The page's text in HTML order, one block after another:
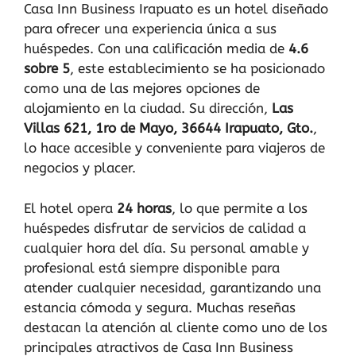
Casa Inn Business Irapuato es un hotel diseñado
para ofrecer una experiencia única a sus
huéspedes. Con una calificación media de 4.6
sobre 5, este establecimiento se ha posicionado
como una de las mejores opciones de
alojamiento en la ciudad. Su dirección, Las
Villas 621, 1ro de Mayo, 36644 Irapuato, Gto.,
lo hace accesible y conveniente para viajeros de
negocios y placer.
El hotel opera 24 horas, lo que permite a los
huéspedes disfrutar de servicios de calidad a
cualquier hora del día. Su personal amable y
profesional está siempre disponible para
atender cualquier necesidad, garantizando una
estancia cómoda y segura. Muchas reseñas
destacan la atención al cliente como uno de los
principales atractivos de Casa Inn Business